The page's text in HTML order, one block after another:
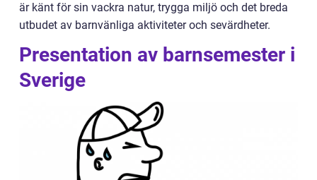
är känt för sin vackra natur, trygga miljö och det breda
utbudet av barnvänliga aktiviteter och sevärdheter.
Presentation av barnsemester i
Sverige